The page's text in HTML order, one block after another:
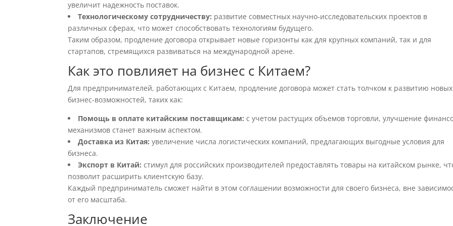
увеличит надежность поставок.
Технологическому сотрудничеству: развитие совместных научно-исследовательских проектов в
различных сферах, что может способствовать технологиям будущего.
Таким образом, продление договора открывает новые горизонты как для крупных компаний, так и для
стартапов, стремящихся развиваться на международной арене.
Как это повлияет на бизнес с Китаем?
Для предпринимателей, работающих с Китаем, продление договора может стать толчком к развитию новых
бизнес-возможностей, таких как:
Помощь в оплате китайским поставщикам: с учетом растущих объемов торговли, улучшение
механизмов станет важным аспектом.
Доставка из Китая: увеличение числа логистических компаний, предлагающих выгодные условия для
бизнеса.
Экспорт в Китай: стимул для российских производителей предоставлять товары на китайском рынке,
позволит расширить клиентскую базу.
Каждый предприниматель сможет найти в этом соглашении возможности для своего бизнеса, вне
от его масштаба.
Заключение